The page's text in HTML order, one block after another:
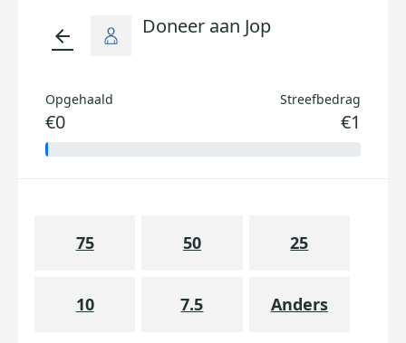
arrow_back Doneer aan Jop
Opgehaald
€0
Streefbedrag
€1
75 50 25
10 7.5 Anders